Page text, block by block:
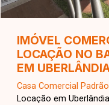
IMÓVEL
LOCAÇÃO NO
EM
Casa Comercial Padrão
Locação em Uberlândia